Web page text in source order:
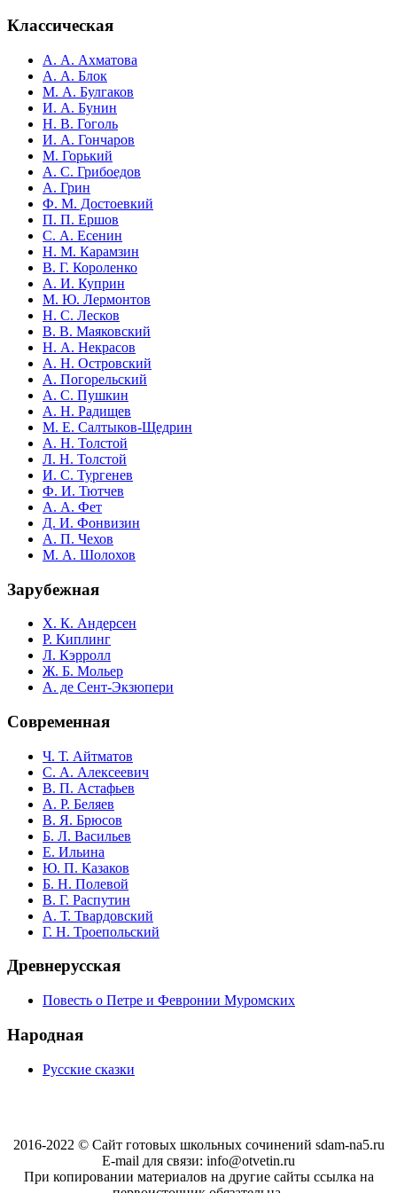
Классическая
А. А. Ахматова
А. А. Блок
М. А. Булгаков
И. А. Бунин
Н. В. Гоголь
И. А. Гончаров
М. Горький
А. С. Грибоедов
А. Грин
Ф. М. Достоевкий
П. П. Ершов
С. А. Есенин
Н. М. Карамзин
В. Г. Короленко
А. И. Куприн
М. Ю. Лермонтов
Н. С. Лесков
В. В. Маяковский
Н. А. Некрасов
А. Н. Островский
А. Погорельский
А. С. Пушкин
А. Н. Радищев
М. Е. Салтыков-Щедрин
А. Н. Толстой
Л. Н. Толстой
И. С. Тургенев
Ф. И. Тютчев
А. А. Фет
Д. И. Фонвизин
А. П. Чехов
М. А. Шолохов
Зарубежная
Х. К. Андерсен
Р. Киплинг
Л. Кэрролл
Ж. Б. Мольер
А. де Сент-Экзюпери
Современная
Ч. Т. Айтматов
С. А. Алексеевич
В. П. Астафьев
А. Р. Беляев
В. Я. Брюсов
Б. Л. Васильев
Е. Ильина
Ю. П. Казаков
Б. Н. Полевой
В. Г. Распутин
А. Т. Твардовский
Г. Н. Троепольский
Древнерусская
Повесть о Петре и Февронии Муромских
Народная
Русские сказки
2016-2022 © Сайт готовых школьных сочинений sdam-na5.ru
E-mail для связи: info@otvetin.ru
При копировании материалов на другие сайты ссылка на